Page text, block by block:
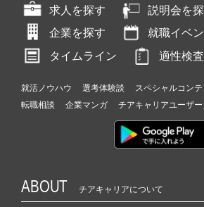
ン
ー
を
集！
ベ
ン
チ
成
長
求人を探す
説明会を
企業を探す
就職イベ
タイムライン
適性検査
就活ノウハウ 選考体験談 スペシャルコンテ
転職相談
企業マンガ チアキャリアユーザー
ABOUT チアキャリアについて